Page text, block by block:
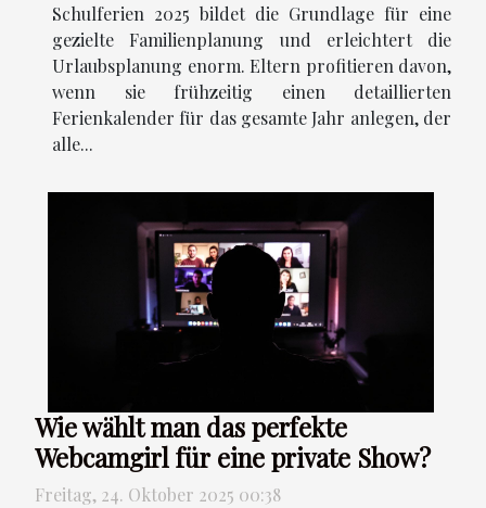
Schulferien 2025 bildet die Grundlage für eine
gezielte Familienplanung und erleichtert die
Urlaubsplanung enorm. Eltern profitieren davon,
wenn sie frühzeitig einen detaillierten
Ferienkalender für das gesamte Jahr anlegen, der
alle...
Wie wählt man das perfekte
Webcamgirl für eine private Show?
Freitag, 24. Oktober 2025 00:38